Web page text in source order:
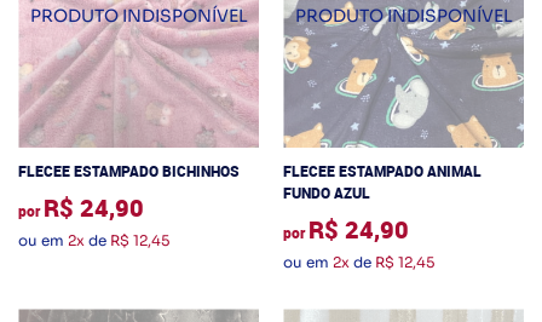
FLECEE ESTAMPADO BICHINHOS
por R$ 24,90
ou em 2x de R$ 12,45
FLECEE ESTAMPADO ANIMAL
FUNDO AZUL
por R$ 24,90
ou em 2x de R$ 12,45